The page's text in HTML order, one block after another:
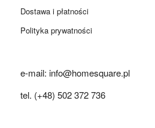
Dostawa i płatności
Polityka prywatności
e-mail: info@homesquare.pl
tel. (+48) 502 372 736